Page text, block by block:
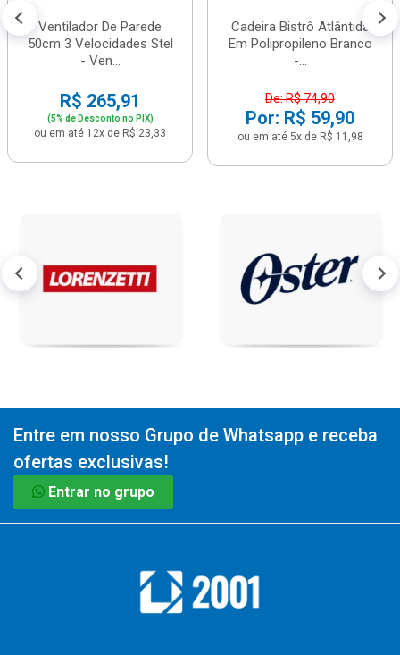
Ventilador De Parede
50cm 3 Velocidades Stel
- Ven...
R$ 265,91
(5% de Desconto no PIX)
ou em até 12x de R$ 23,33
Cadeira Bistrô Atlântida
Em Polipropileno Branco
-...
De: R$ 74,90
Por: R$ 59,90
ou em até 5x de R$ 11,98
Entre em nosso Grupo de Whatsapp e receba
ofertas exclusivas!
Entrar no grupo